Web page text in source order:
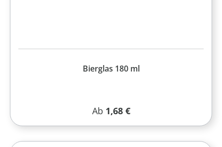
Bierglas 180 ml
Regulärer Preis:
Ab 1,68 €